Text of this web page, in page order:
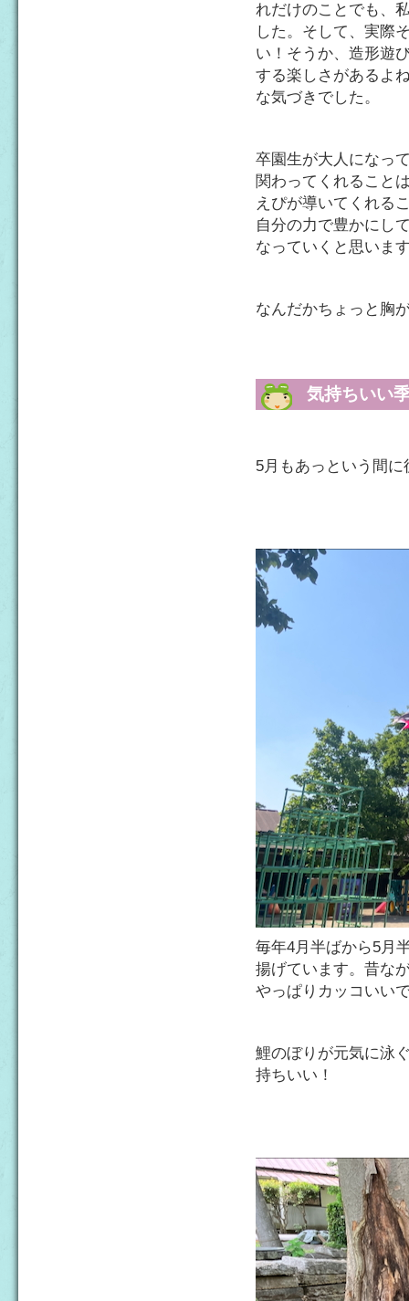
れだけのことでも、
した。そして、実際
い！そうか、造形遊
する楽しさがあるよ
な気づきでした。
卒園生が大人になっ
関わってくれること
えぴが導いてくれる
自分の力で豊かにし
なっていくと思いま
なんだかちょっと胸
気持ちいい
5月もあっという間
毎年4月半ばから5月
揚げています。昔な
やっぱりカッコいい
鯉のぼりが元気に泳
持ちいい！